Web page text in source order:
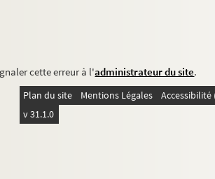
cette erreur à l'administrateur du site.
Plan du site Mentions Légales
v 31.1.0